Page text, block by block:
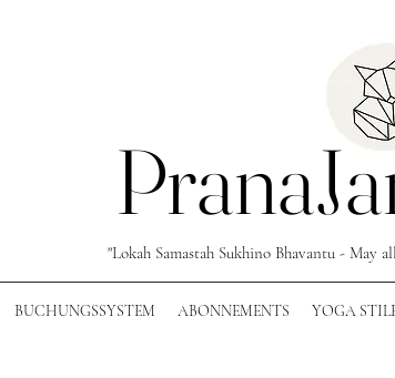
"Lokah Samastah Sukhino Bhavantu - May
BUCHUNGSSYSTEM ABONNEMENTS YOGA